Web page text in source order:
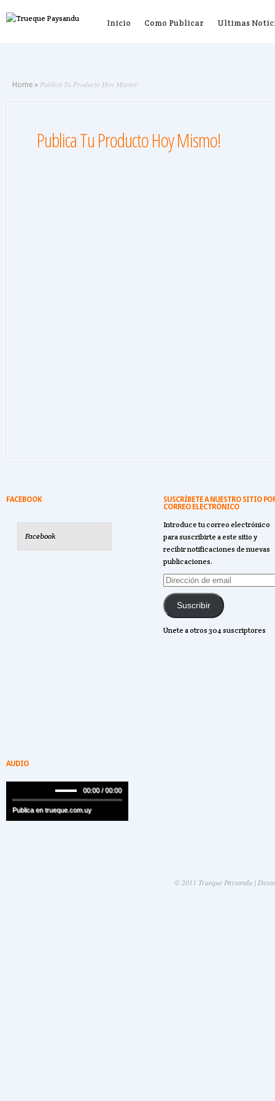
Inicio Como Publicar Ultimas
Home » Publica Tu Producto Hoy Mismo!
Publica Tu Producto Hoy Mismo!
FACEBOOK
Facebook
SUSCRÍBETE A NUESTRO SITIO
CORREO ELECTRÓNICO
Introduce tu correo electrónico
para suscribirte a este sitio y
recibir notificaciones de nuevas
publicaciones.
Dirección
de
emailSuscribir
Únete a otros 304 suscriptores
AUDIO
00:00 / 00:00
Publica en trueque.com.uy
© 2011 Trueque Paysandu |